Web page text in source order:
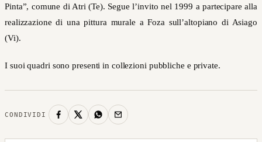
Pinta”, comune di Atri (Te). Segue l’invito nel 1999 a partecipare alla
realizzazione di una pittura murale a Foza sull’altopiano di Asiago
(Vi).
I suoi quadri sono presenti in collezioni pubbliche e private.
CONDIVIDI